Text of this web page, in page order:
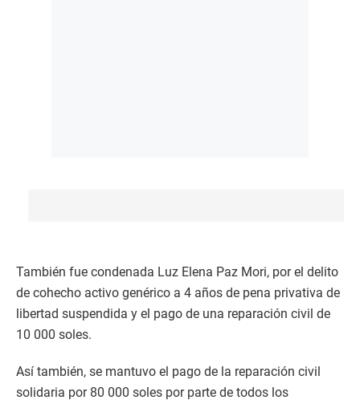
También fue condenada Luz Elena Paz Mori, por el delito
de cohecho activo genérico a 4 años de pena privativa de
libertad suspendida y el pago de una reparación civil de
10 000 soles.
Así también, se mantuvo el pago de la reparación civil
solidaria por 80 000 soles por parte de todos los